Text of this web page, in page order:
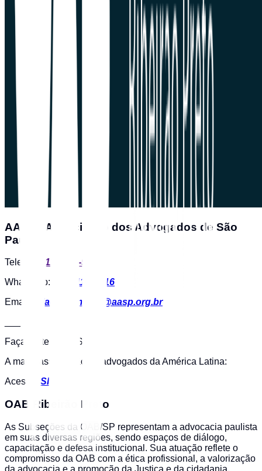
AASP - Associação dos Advogados de São
Paulo
Telefone:
11 3291-9200
WhatsApp:
11 94118-0516
Email:
relacionamento@aasp.org.br
Faça parte da AASP
A maior associação de advogados da América Latina:
Acesse: SITE
OAB Ribeirão Preto
As Subseções da OAB/SP representam a advocacia paulista
em suas diversas regiões, sendo espaços de diálogo,
capacitação e defesa institucional. Sua atuação reflete o
compromisso da OAB com a ética profissional, a valorização
da advocacia e a promoção da Justiça e da cidadania.